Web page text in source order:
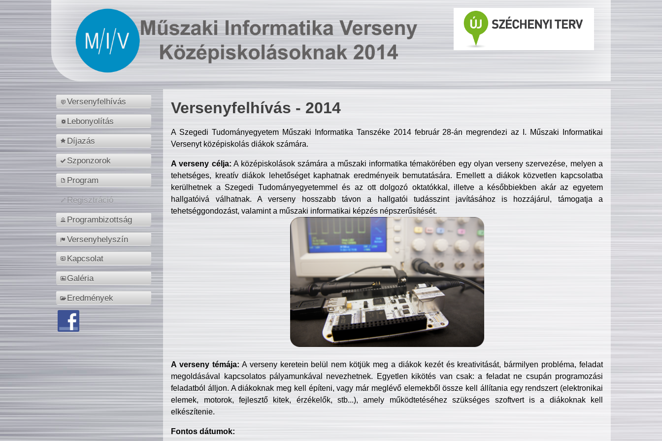
Versenyfelhívás
Lebonyolítás
Díjazás
Szponzorok
Program
Regisztráció
Programbizottság
Versenyhelyszín
Kapcsolat
Galéria
Eredmények
Versenyfelhívás - 2014
A Szegedi Tudományegyetem Műszaki Informatika Tanszéke 2014 február 28-án megrendezi az I. Műszaki Informatikai
Versenyt középiskolás diákok számára.
A verseny célja: A középiskolások számára a műszaki informatika témakörében egy olyan verseny szervezése, melyen a
tehetséges, kreatív diákok lehetőséget kaphatnak eredményeik bemutatására. Emellett a diákok közvetlen kapcsolatba
kerülhetnek a Szegedi Tudományegyetemmel és az ott dolgozó oktatókkal, illetve a későbbiekben akár az egyetem
hallgatóivá válhatnak. A verseny hosszabb távon a hallgatói tudásszint javításához is hozzájárul, támogatja a
tehetséggondozást, valamint a műszaki informatikai képzés népszerűsítését.
A verseny témája: A verseny keretein belül nem kötjük meg a diákok kezét és kreativitását, bármilyen probléma, feladat
megoldásával kapcsolatos pályamunkával nevezhetnek. Egyetlen kikötés van csak: a feladat ne csupán programozási
feladatból álljon. A diákoknak meg kell építeni, vagy már meglévő elemekből össze kell állítania egy rendszert (elektronikai
elemek, motorok, fejlesztő kitek, érzékelők, stb...), amely működtetéséhez szükséges szoftvert is a diákoknak kell
elkészítenie.
Fontos dátumok: